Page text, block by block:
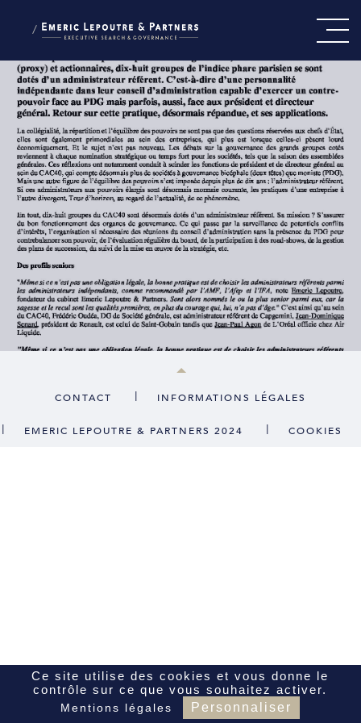
/
CE QUI NOUS GUIDE
NOTRE ÉQUIPE
NOS EXPERTISES
PRESSE
CONTACT | INFORMATIONS LÉGALES
| EMERIC LEPOUTRE & PARTNERS 2024 | COOKIES
Ce site utilise des cookies et vous donne le
contrôle sur ce que vous souhaitez activer.
Mentions légales Personnaliser